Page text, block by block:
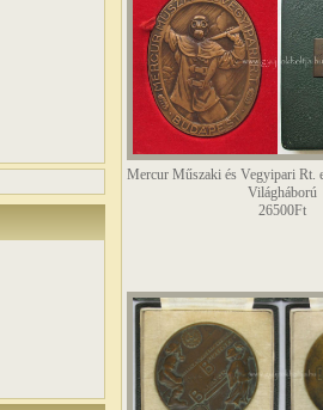
Mercur Műszaki és Vegyipari Rt.
Világháború
26500Ft